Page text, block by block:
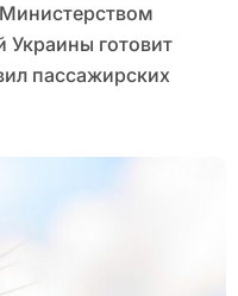
Украины готовит
пассажирских